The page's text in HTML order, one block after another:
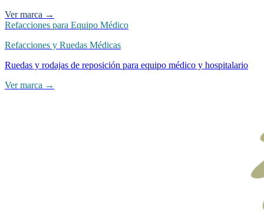
Ver marca →
Refacciones para Equipo Médico
Refacciones y Ruedas Médicas
Ruedas y rodajas de reposición para equipo médico y hospitalario
Ver marca →